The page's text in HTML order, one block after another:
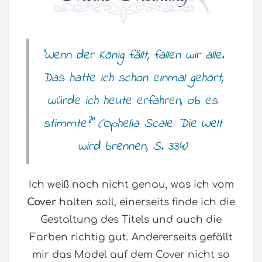
“Wenn der König fällt, fallen wir alle.
Das hatte ich schon einmal gehört,
würde ich heute erfahren, ob es
stimmte?” (Ophelia Scale: Die Welt
wird brennen, S. 334)
Ich weiß noch nicht genau, was ich vom
Cover halten soll, einerseits finde ich die
Gestaltung des Titels und auch die
Farben richtig gut. Andererseits gefällt
mir das Model auf dem Cover nicht so